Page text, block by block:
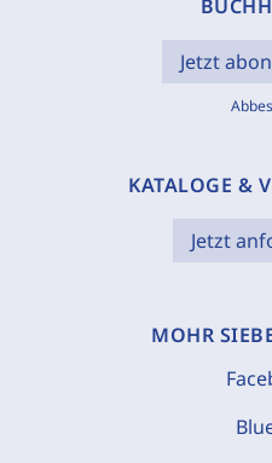
Jetzt
KATALOGE &
Jetzt
MOHR